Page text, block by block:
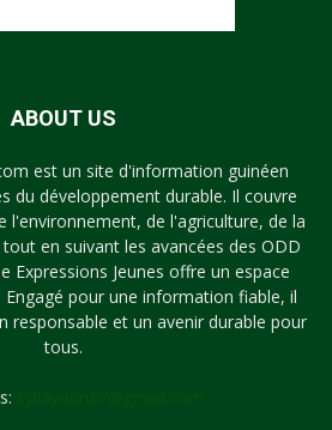
ABOUT US
est un site d'information guinéen
du développement durable. Il couvre
l'environnement, de l'agriculture, de la
en suivant les avancées des ODD
Expressions Jeunes offre un espace
Engagé pour une information fiable, il
responsable et un avenir durable pour
tous.